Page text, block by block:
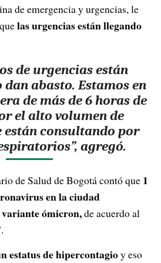
de emergencia y urgencias, le
las urgencias están llegando
de urgencias están
abasto. Estamos en
de más de 6 horas de
el alto volumen de
están consultando por
agregó.
de Salud de Bogotá contó que 1
en la ciudad
ómicron,de acuerdo al
estatus de hipercontagioy eso